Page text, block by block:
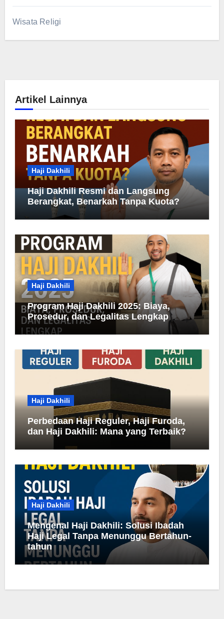
Wisata Religi
Artikel Lainnya
Haji Dakhili
Haji Dakhili Resmi dan Langsung
Berangkat, Benarkah Tanpa Kuota?
Haji Dakhili
Program Haji Dakhili 2025: Biaya,
Prosedur, dan Legalitas Lengkap
Haji Dakhili
Perbedaan Haji Reguler, Haji Furoda,
dan Haji Dakhili: Mana yang Terbaik?
Haji Dakhili
Mengenal Haji Dakhili: Solusi Ibadah
Haji Legal Tanpa Menunggu Bertahun-
tahun